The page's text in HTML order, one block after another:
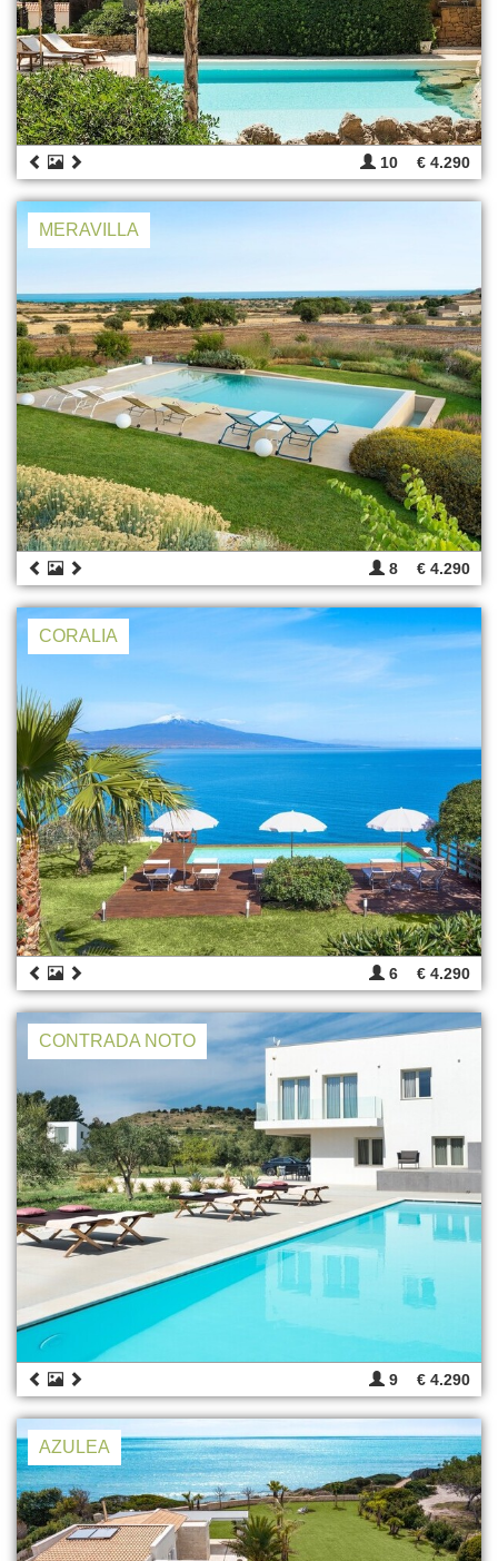
10 € 4.290
MERAVILLA
8 € 4.290
CORALIA
6 € 4.290
CONTRADA NOTO
9 € 4.290
AZULEA